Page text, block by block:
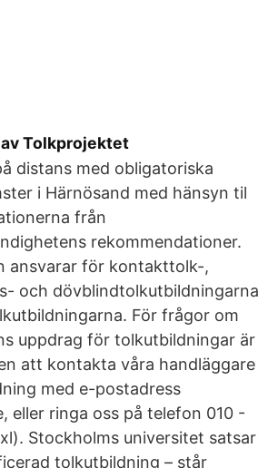
Tolkprojektet
distans med obligatoriska
i Härnösand med hänsyn til
från
rekommendationer.
ansvarar för kontakttolk-,
och dövblindtolkutbildningarna
För frågor om
uppdrag för tolkutbildningar är
att kontakta våra handläggare
med e-postadress
eller ringa oss på telefon 010 -
Stockholms universitet satsar
tolkutbildning – står